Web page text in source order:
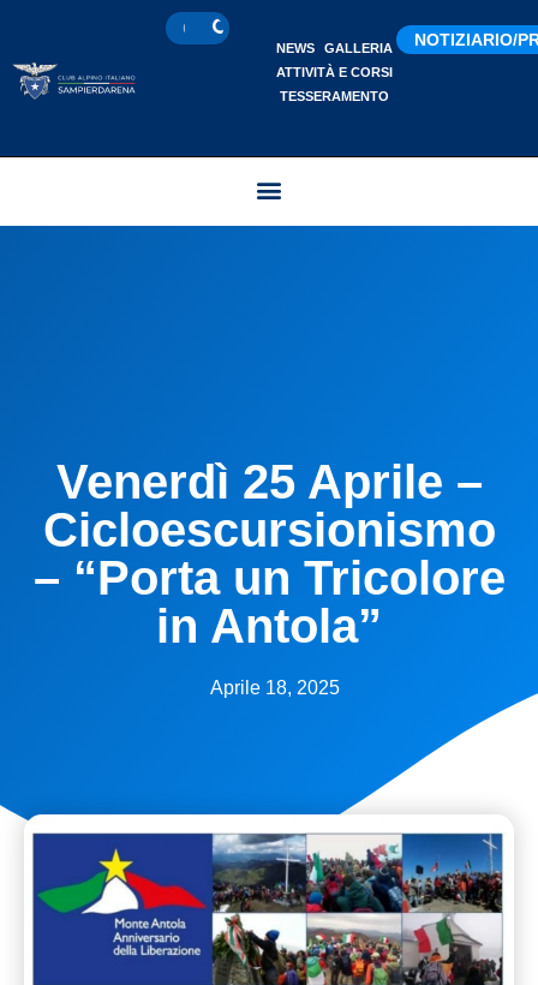
NEWS
GALLERIA
ATTIVITÀ E CORSI
TESSERAMENTO
NOTIZIARIO/
Venerdì 25 Aprile –
Cicloescursionismo
– “Porta un Tricolore
in Antola”
Aprile 18, 2025